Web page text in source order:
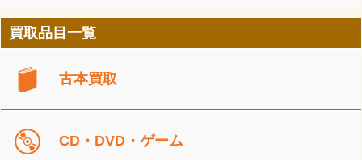
買取品目一覧
古本買取
CD・DVD・ゲーム